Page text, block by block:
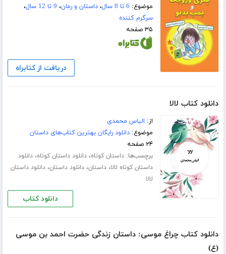
موضوع: 6 تا 8 سال ،داستان و رمان، 9 تا 12 سال
،
سرگرم کننده
۳۵ صفحه
دریافت از کتابراه
دانلود کتاب لالا
از: الیاس محمدی
موضوع:دانلود رایگان بهترین کتاب‌های داستان
۲۴ صفحه
برچسب‌ها:داستان کوتاه،دانلود داستان کوتاه،دانلود
داستان کوتاه لالا،داستان،دانلود داستان،دانلود داستان
لالا
دانلود کتاب
دانلود کتاب چراغ موسی: داستان زندگی حضرت احمد بن موسی
(ع)